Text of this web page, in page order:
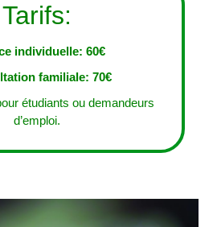
Tarifs:
individuelle: 60€
familiale: 70€
étudiants ou demandeurs
d’emploi.